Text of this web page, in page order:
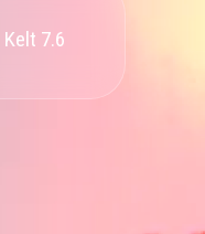
Kelt 7.6